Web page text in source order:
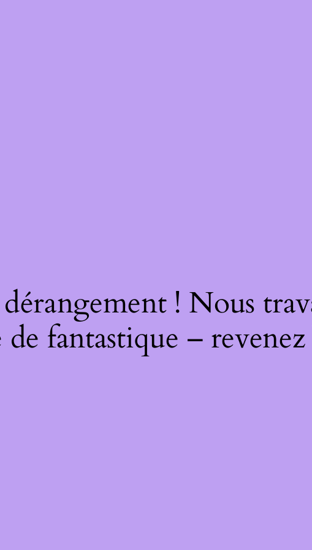
! Nous
de fantastique –